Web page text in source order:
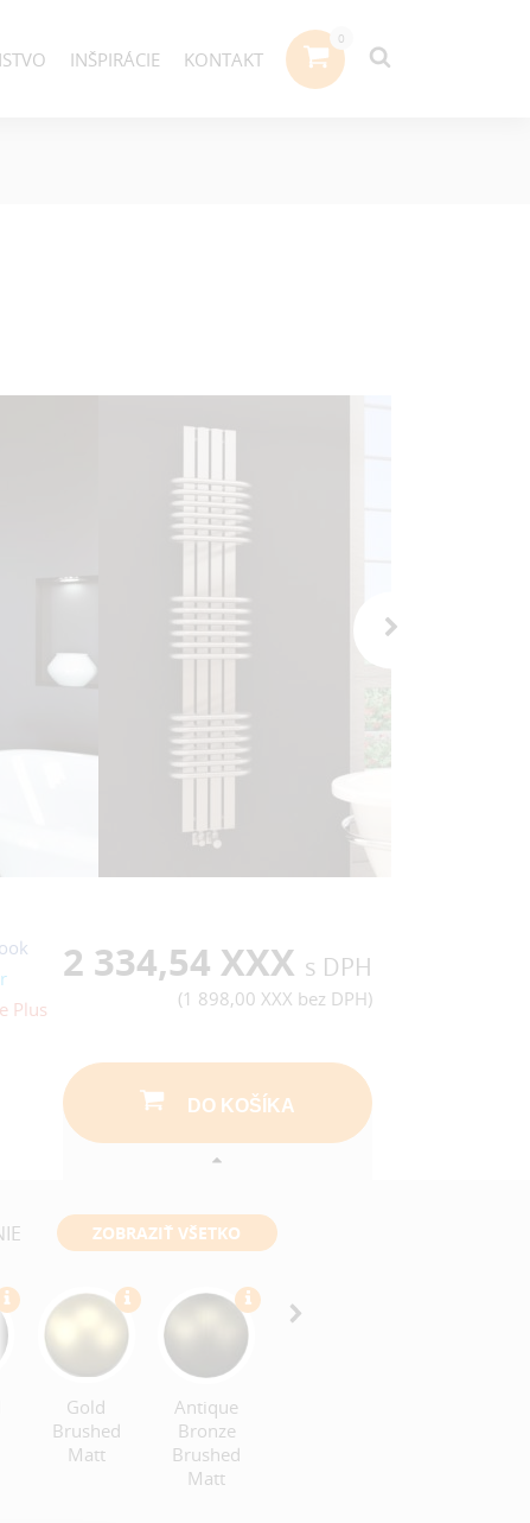
Plus
2 334,54 XXX s DPH
(1 898,00 XXX bez DPH)
DO KOŠÍKA
ZOBRAZIŤ VŠETKO
Gold
Brushed
Matt
Antique
Bronze
Brushed
Matt
Copper
INŠPIRÁCIE KONTAKT